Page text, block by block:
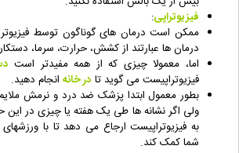
فیزیوتراپی:
ممکن است درمان های گوناگون توسط
درمان ها عبارتند از کشش، حرارت، سرما،
اما، معمولا چیزی که از همه مفیدتر است
فیزیوتراپیست می گوید تا در خانه انجام دهید.
بطور معمول ابتدا پزشک ضد درد و نرمش
ولی اگر نشانه ها طی یک هفته یا چیزی در این
به فیزیوتراپیست ارجاع می دهد تا با
شما کمک کند.